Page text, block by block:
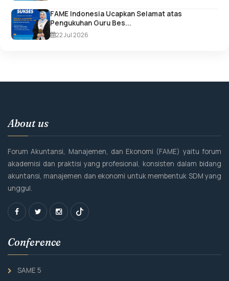
FAME Indonesia Ucapkan Selamat atas
Pengukuhan Guru Bes...
22 Jul 2026
About us
Forum Akuntansi, Manajemen, dan Ekonomi (FAME) yaitu forum
akademisi dan praktisi yang profesional, konsisten dalam bidang
akuntansi, manajemen dan ekonomi untuk membentuk SDM yang
unggul.
Conference
SAME 5